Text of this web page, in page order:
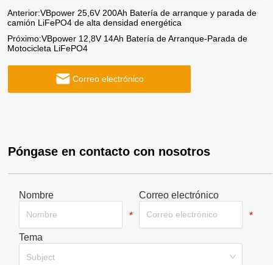
Anterior:VBpower 25,6V 200Ah Batería de arranque y parada de
camión LiFePO4 de alta densidad energética
Próximo:VBpower 12,8V 14Ah Batería de Arranque-Parada de
Motocicleta LiFePO4
Correo electrónico
Póngase en contacto con nosotros
Nombre
*
Correo electrónico
*
Tema
Subject